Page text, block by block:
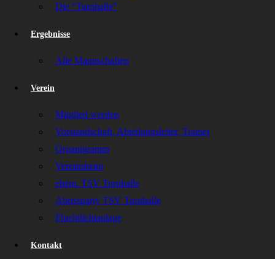
Die “Turnhalle”
Ergebnisse
Alle Mannschaften
Verein
Mitglied werden
Vorstandschaft, Abteilungsleiter, Trainer
Organigramm
Vereinsheim
ehem. TSV Turnhalle
Abrissparty TSV Turnhalle
Fluchtlichtanlage
Kontakt